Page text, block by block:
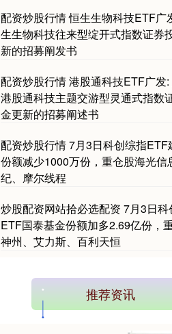
基金指数 7229.80
国债指数 229.59 -0.00
配资炒股行情 恒生生物科技ETF广
生生物科技往来型绽开式指数证券
新的招募阐发书
配资炒股行情 港股通科技ETF广发
港股通科技主题交游型灵通式指数
金更新的招募阐述书
配资炒股行情 7月3日科创综指ETF
份额减少1000万份，重仓股海光信
纪、摩尔线程
炒股配资网站拾必选配资 7月3日
ETF国泰基金份额加多2.69亿份，
神州、艾力斯、百利天恒
推荐资讯